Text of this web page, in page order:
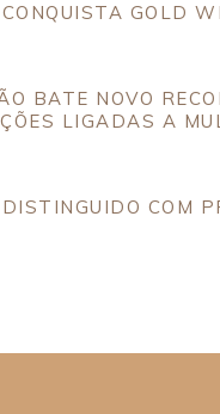
GOLD
BATE NOVO
LIGADAS A
COM